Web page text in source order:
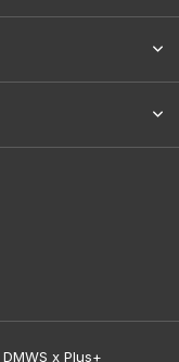
DMWS x Plus+